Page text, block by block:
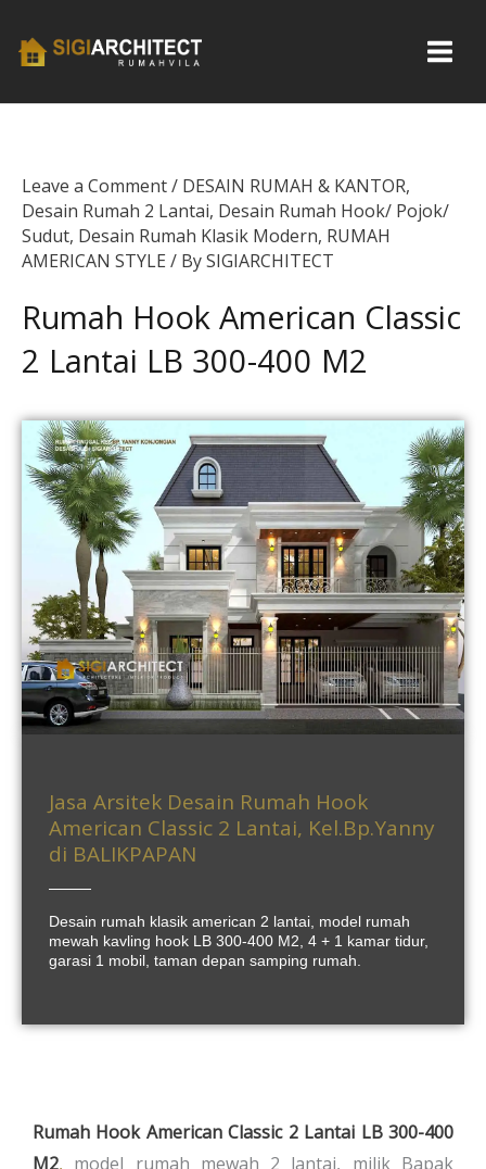
Leave a Comment/ DESAIN RUMAH & KANTOR,
Desain Rumah 2 Lantai, Desain Rumah Hook/ Pojok/
Sudut, Desain Rumah Klasik Modern, RUMAH
AMERICAN STYLE / BySIGIARCHITECT
Rumah Hook American Classic
2 Lantai LB 300-400 M2
Jasa Arsitek Desain Rumah Hook
American Classic 2 Lantai, Kel.Bp.Yanny
di BALIKPAPAN
Desain rumah klasik american 2 lantai, model rumah
mewah kavling hook LB 300-400 M2, 4 + 1 kamar tidur,
garasi 1 mobil, taman depan samping rumah.
Rumah Hook American Classic 2 Lantai LB 300-400
M2, model rumah mewah 2 lantai, milik Bapak